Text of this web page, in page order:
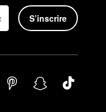
S’inscrire